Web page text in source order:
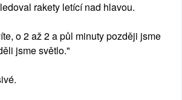
rakety letící nad hlavou.
o 2 až 2 a půl minuty později jsme
jsme světlo."